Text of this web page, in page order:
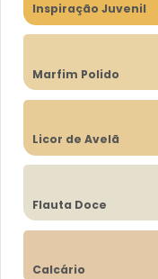
Inspiração Juvenil
Marfim Polido
Licor de Avelã
Flauta Doce
Calcário